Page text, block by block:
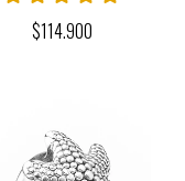
$114.900